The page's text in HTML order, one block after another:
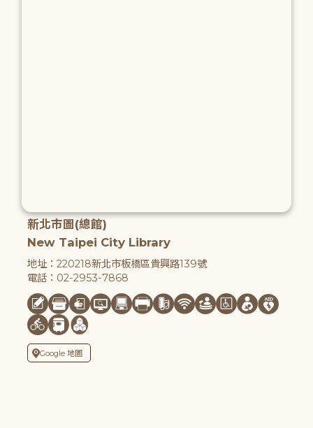
新北市圖(總館)
New Taipei City Library
地址：220218新北市板橋區貴興路139號
電話：02-2953-7868
Google 地圖